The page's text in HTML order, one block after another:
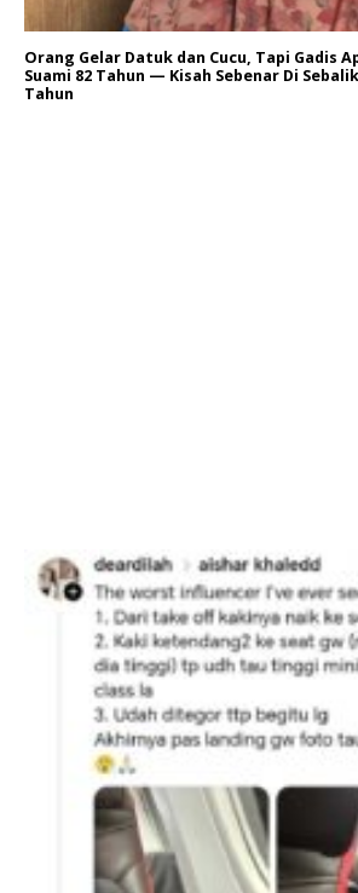
Orang Gelar Datuk dan Cucu, Tapi Gadis
Suami 82 Tahun — Kisah Sebenar Di
Tahun